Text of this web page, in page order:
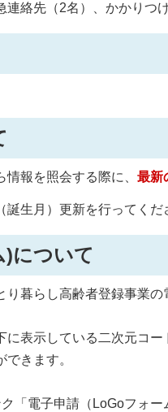
絡先（2名）、かかりつ
報を照会する際に、 最新
生月）更新を行ってくだ
について
暮らし高齢者登録事業
に表示している二次元コ
きます。
「電子申請（LoGoフォ